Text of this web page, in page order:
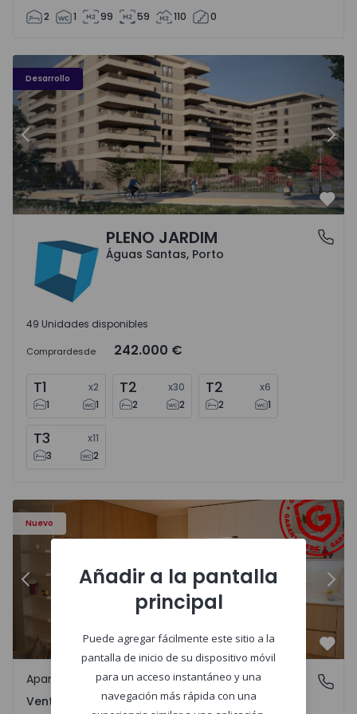
2 1 99 59 110 0
Desarrollo
PLENO JARDIM - 3
Anterior
Águas Santas, PortoPLENO JARDIM
Águas Santas, Porto
49 Unidades disponibles
Comprardesde 242.000 €
T1 x2
1
1
T2 x30
2
2
T2 x6
2
1
T3 x11
3
2
Nuevo
Apartamento T2 Amadora, Venteira - 1575182 - 15
Anterior
Venteira, Lisboa
Apartamento
Venteira, Lisboa
Añadir a la pantalla
principal
Puede agregar fácilmente este sitio a la
pantalla de inicio de su dispositivo móvil
para un acceso instantáneo y una
navegación más rápida con una